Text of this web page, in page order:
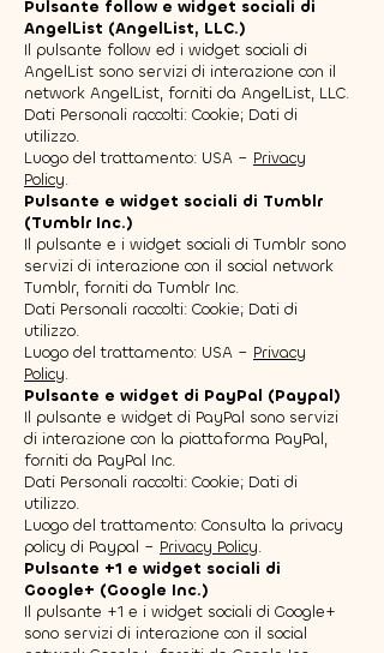
Pulsante follow e widget sociali di
AngelList (AngelList, LLC.)
Il pulsante follow ed i widget sociali di
AngelList sono servizi di interazione con il
network AngelList, forniti da AngelList, LLC.
Dati Personali raccolti: Cookie; Dati di
utilizzo.
Luogo del trattamento: USA – Privacy
Policy.
Pulsante e widget sociali di Tumblr
(Tumblr Inc.)
Il pulsante e i widget sociali di Tumblr sono
servizi di interazione con il social network
Tumblr, forniti da Tumblr Inc.
Dati Personali raccolti: Cookie; Dati di
utilizzo.
Luogo del trattamento: USA – Privacy
Policy.
Pulsante e widget di PayPal (Paypal)
Il pulsante e widget di PayPal sono servizi
di interazione con la piattaforma PayPal,
forniti da PayPal Inc.
Dati Personali raccolti: Cookie; Dati di
utilizzo.
Luogo del trattamento: Consulta la privacy
policy di Paypal – Privacy Policy.
Pulsante +1 e widget sociali di
Google+ (Google Inc.)
Il pulsante +1 e i widget sociali di Google+
sono servizi di interazione con il social